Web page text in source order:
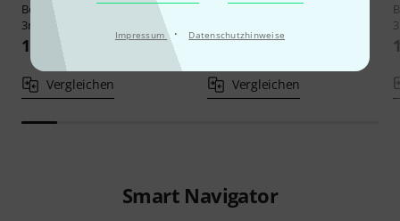
Impressum · Datenschutzhinweise
Bow Brand
Pedal Natural Gut
3rd F No.21
16,90 €
Vergleichen
Bow BrandNG 3rd B Gut Harp
16,90 €
Vergleichen
Smart Navigator